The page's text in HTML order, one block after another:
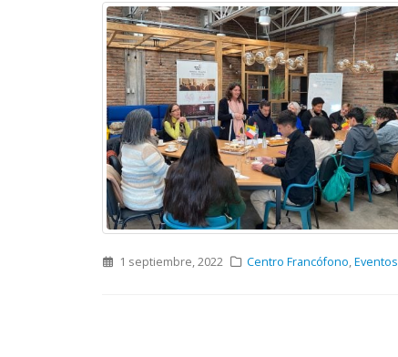
1 septiembre, 2022 Centro Francófono,Eventos